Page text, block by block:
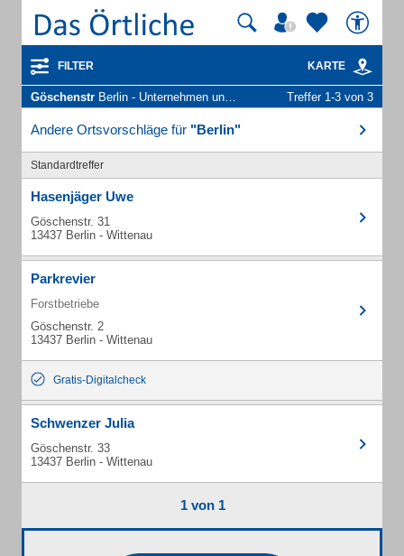
FILTER KARTE
Göschenstr Berlin - Unternehmen und Personen Treffer 1-3 von 3
Andere Ortsvorschläge für "Berlin"
Standardtreffer
Hasenjäger Uwe
Göschenstr. 31
13437 Berlin - Wittenau
Parkrevier
Forstbetriebe
Göschenstr. 2
13437 Berlin - Wittenau
Gratis-Digitalcheck
Schwenzer Julia
Göschenstr. 33
13437 Berlin - Wittenau
1 von 1